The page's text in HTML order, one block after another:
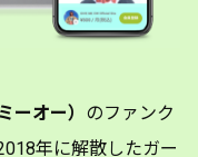
ーオー） のファンク
年に解散したガー